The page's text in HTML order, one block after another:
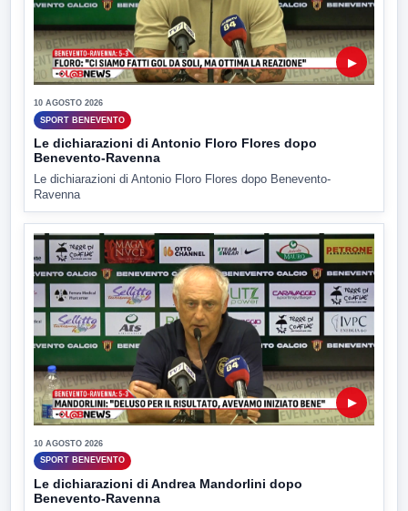
▶
10 AGOSTO 2026
SPORT BENEVENTO
Le dichiarazioni di Antonio Floro Flores dopo
Benevento-Ravenna
Le dichiarazioni di Antonio Floro Flores dopo Benevento-
Ravenna
▶
10 AGOSTO 2026
SPORT BENEVENTO
Le dichiarazioni di Andrea Mandorlini dopo
Benevento-Ravenna